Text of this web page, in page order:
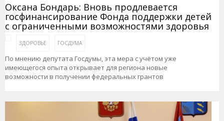
Оксана Бондарь: Вновь продлевается
госфинансирование Фонда поддержки детей
с ограниченными возможностями здоровья
ЗДОРОВЬЕ ГОСДУМА
По мнению депутата Госдумы, эта мера с учётом уже
имеющегося опыта открывает для региона новые
возможности в получении федеральных грантов